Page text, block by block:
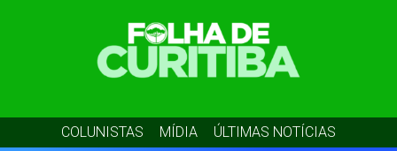
COLUNISTAS MÍDIA ÚLTIMAS NOTÍCIAS